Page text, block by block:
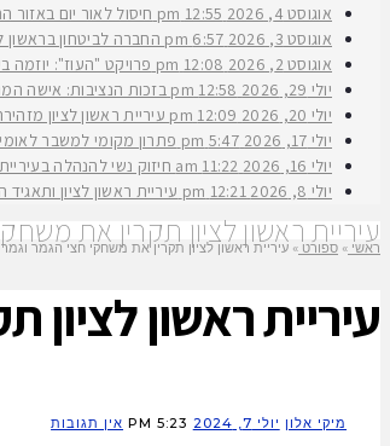
אוגוסט 4, 2026
12:55 pm
חיסול לאור יום באזור
אוגוסט 3, 2026
6:57 pm
החברה לביטחון בראשון
אוגוסט 2, 2026
12:08 pm
פרויקט "העוז": יוזמה בינלאומית
יולי 29, 2026
12:58 pm
בזכות הנציבות: אישה
יולי 20, 2026
12:09 pm
עיריית ראשון לציון
יולי 17, 2026
5:47 pm
פתרון מקומי למשבר לאומי: ראשון לציון חנכה את תש״ח 2 פרויקט
יולי 16, 2026
11:22 am
חיזוק נשי להנהלה בעיריית
יולי 8, 2026
12:21 pm עיריית ראשון לציון
עיריית ראשון לציון תקרין את
ראשי » ספורט » עיריית ראשון לציון תקרין את משחקי חצי הגמר
עיריית ראשון
מיקי אלון יולי 7, 2024 5:23 PM אין תגובות